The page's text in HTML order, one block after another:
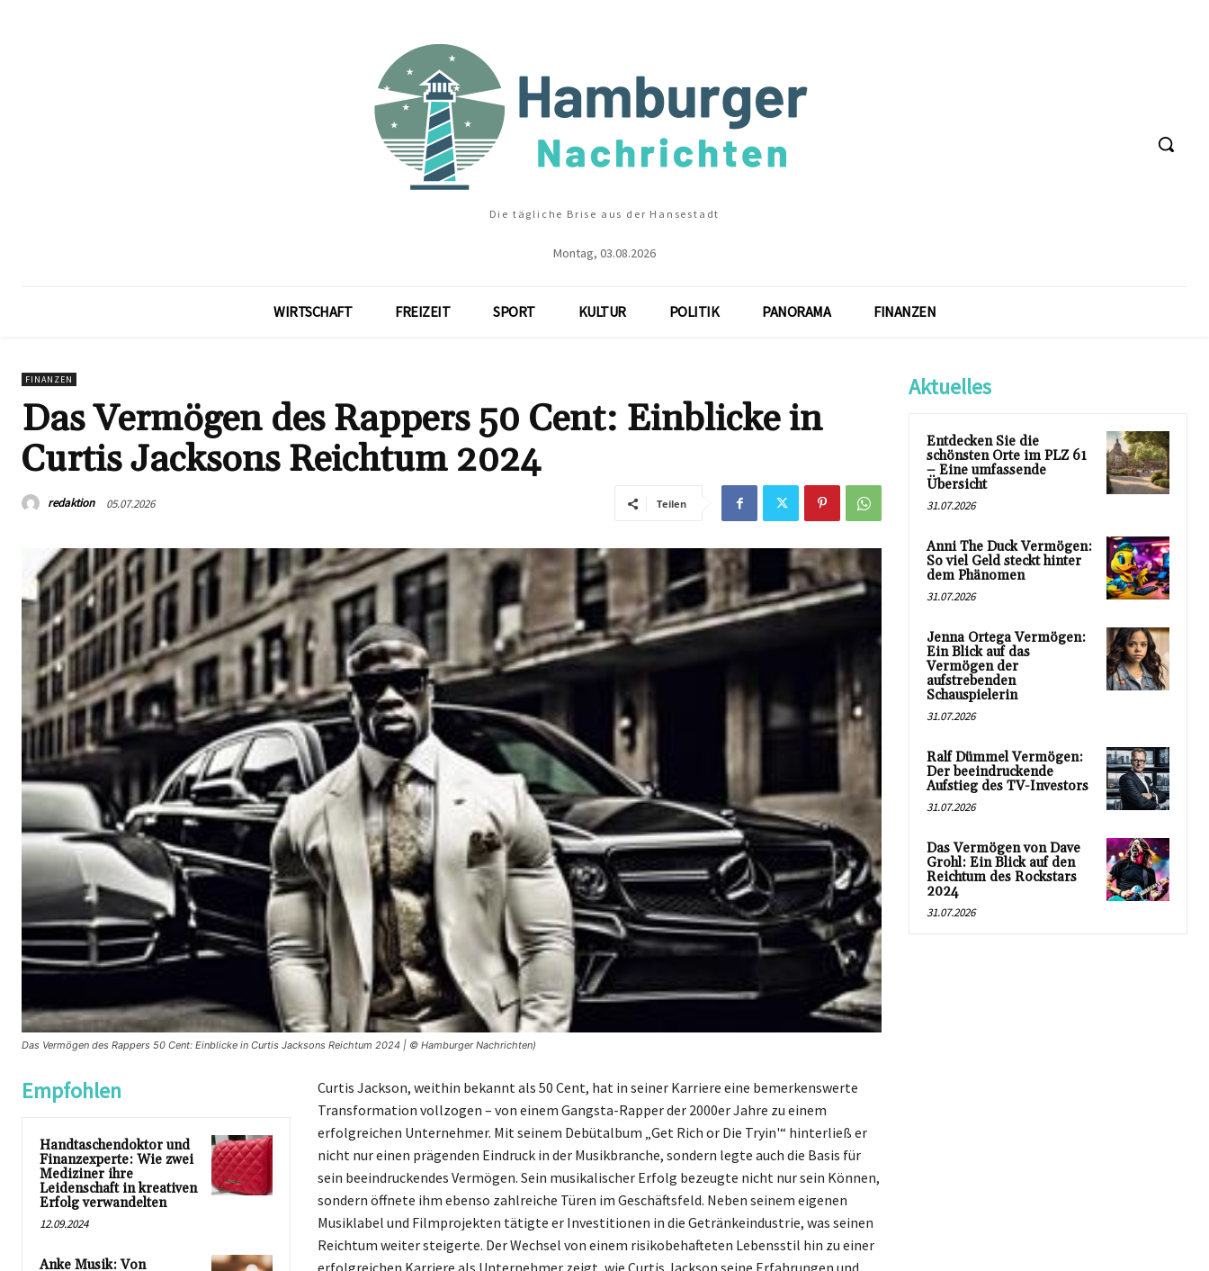
Die tägliche Brise aus der Hansestadt
Montag, 03.08.2026
WIRTSCHAFT FREIZEIT SPORT KULTUR POLITIK PANORAMA FINANZEN
FINANZEN
Das Vermögen des Rappers 50 Cent: Einblicke in
Curtis Jacksons Reichtum 2024
redaktion 05.07.2026 Teilen
Das Vermögen des Rappers 50 Cent: Einblicke in Curtis Jacksons Reichtum 2024 | © Hamburger Nachrichten)
Empfohlen
Handtaschendoktor und
Finanzexperte: Wie zwei
Mediziner ihre
Leidenschaft in kreativen
Erfolg verwandelten
12.09.2024
Anke Musik: Von
Curtis Jackson, weithin bekannt als 50 Cent, hat in seiner Karriere eine bemerkenswerte
Transformation vollzogen – von einem Gangsta-Rapper der 2000er Jahre zu einem
erfolgreichen Unternehmer. Mit seinem Debütalbum „Get Rich or Die Tryin'“ hinterließ er
nicht nur einen prägenden Eindruck in der Musikbranche, sondern legte auch die Basis für
sein beeindruckendes Vermögen. Sein musikalischer Erfolg bezeugte nicht nur sein Können,
sondern öffnete ihm ebenso zahlreiche Türen im Geschäftsfeld. Neben seinem eigenen
Musiklabel und Filmprojekten tätigte er Investitionen in die Getränkeindustrie, was seinen
Reichtum weiter steigerte. Der Wechsel von einem risikobehafteten Lebensstil hin zu einer
erfolgreichen Karriere als Unternehmer zeigt, wie Curtis Jackson seine Erfahrungen und
Aktuelles
Entdecken Sie die
schönsten Orte im PLZ 61
– Eine umfassende
Übersicht
31.07.2026
Anni The Duck Vermögen:
So viel Geld steckt hinter
dem Phänomen
31.07.2026
Jenna Ortega Vermögen:
Ein Blick auf das
Vermögen der
aufstrebenden
Schauspielerin
31.07.2026
Ralf Dümmel Vermögen:
Der beeindruckende
Aufstieg des TV-Investors
31.07.2026
Das Vermögen von Dave
Grohl: Ein Blick auf den
Reichtum des Rockstars
2024
31.07.2026